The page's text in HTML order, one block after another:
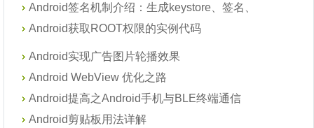
Android签名机制介绍：生成keystore、签名、
Android获取ROOT权限的实例代码
Android实现广告图片轮播效果
Android WebView 优化之路
Android提高之Android手机与BLE终端通信
Android剪贴板用法详解